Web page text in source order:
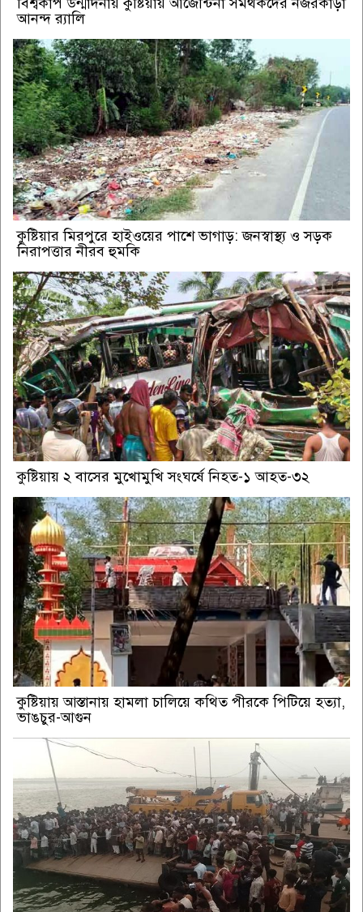
আনন্দ র‌্যালি
কুষ্টিয়ার মিরপুরে হাইওয়ের পাশে ভাগাড়: জনস্বাস্থ্য ও সড়ক
নিরাপত্তার নীরব হুমকি
কুষ্টিয়ায় ২ বাসের মুখোমুখি সংঘর্ষে নিহত-১ আহত-৩২
কুষ্টিয়ায় আস্তানায় হামলা চালিয়ে কথিত পীরকে পিটিয়ে হত্যা,
ভাঙচুর-আগুন